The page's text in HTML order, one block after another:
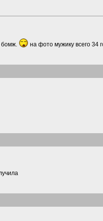
бомж. на фото мужику всего 34